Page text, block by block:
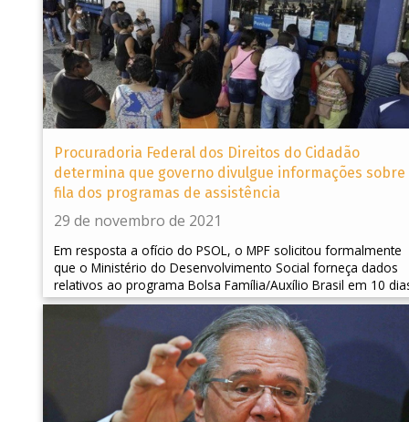
Procuradoria Federal dos Direitos do Cidadão
determina que governo divulgue informações sobre
fila dos programas de assistência
29 de novembro de 2021
Em resposta a ofício do PSOL, o MPF solicitou formalmente
que o Ministério do Desenvolvimento Social forneça dados
relativos ao programa Bolsa Família/Auxílio Brasil em 10